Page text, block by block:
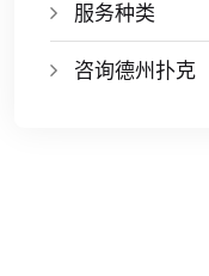
服务种类
咨询德州扑克